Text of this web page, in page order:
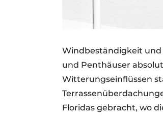
Windbeständigkeit und
und Penthäuser
Witterungseinflüssen
Floridas gebracht, wo